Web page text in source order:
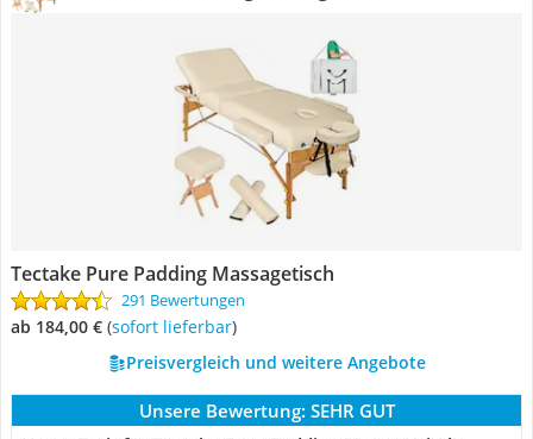
Tectake Pure Padding Massagetisch
291 Bewertungen
ab 184,00 € ( Sofort lieferbar)
Preisvergleich und weitere Angebote
Unsere Bewertung: SEHR GUT